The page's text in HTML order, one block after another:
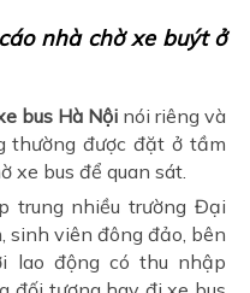
nhà chờ xe buýt ở
bus Hà Nội nói riêng và
thường được đặt ở tầm
xe bus để quan sát.
trung nhiều trường Đại
sinh viên đông đảo, bên
lao động có thu nhập